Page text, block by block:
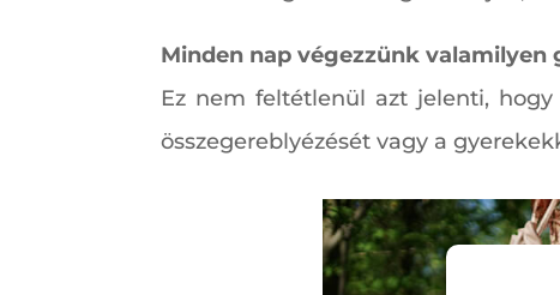
Minden nap végezzünk
Ez nem feltétlenül azt jelenti,
összegereblyézését vagy a